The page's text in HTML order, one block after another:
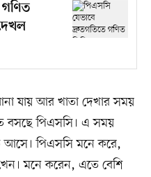
গণিত
যায় আর খাতা দেখার সময়
বসছে পিএসসি। এ সময়
আসে। পিএসসি মনে করে,
মনে করেন, এতে বেশি